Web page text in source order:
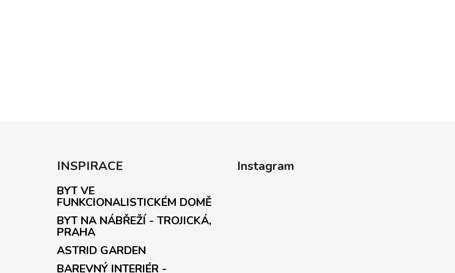
INSPIRACE
BYT VE
FUNKCIONALISTICKÉM DOMĚ
BYT NA NÁBŘEŽÍ - TROJICKÁ,
PRAHA
ASTRID GARDEN
BAREVNÝ INTERIÉR -
Instagram